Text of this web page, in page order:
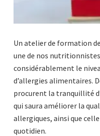
Un atelier de formation
une de nos
considérablement le
d’allergies alimentaires.
procurent la tranquillité
qui saura améliorer la
allergiques, ainsi que
quotidien.